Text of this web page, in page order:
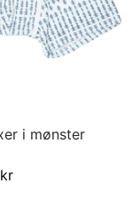
i mønster
kr